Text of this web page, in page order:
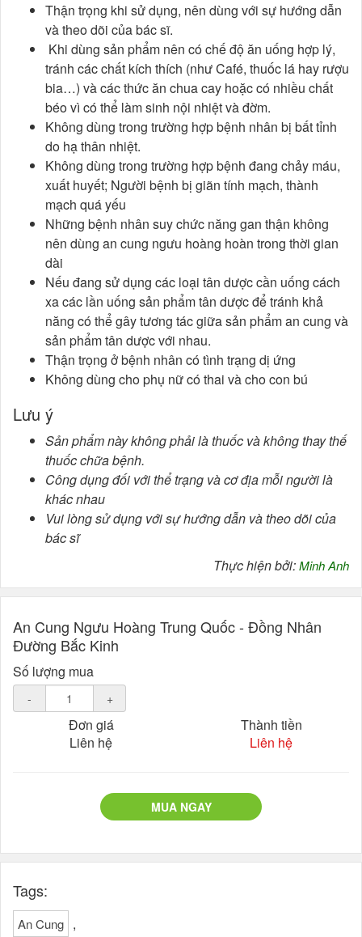
Thận trọng khi sử dụng, nên dùng với sự hướng dẫn
và theo dõi của bác sĩ.
Khi dùng sản phẩm nên có chế độ ăn uống hợp lý,
tránh các chất kích thích (như Café, thuốc lá hay rượu
bia…) và các thức ăn chua cay hoặc có nhiều chất
béo vì có thể làm sinh nội nhiệt và đờm.
Không dùng trong trường hợp bệnh nhân bị bất tỉnh
do hạ thân nhiệt.
Không dùng trong trường hợp bệnh đang chảy máu,
xuất huyết; Người bệnh bị giãn tính mạch, thành
mạch quá yếu
Những bệnh nhân suy chức năng gan thận không
nên dùng an cung ngưu hoàng hoàn trong thời gian
dài
Nếu đang sử dụng các loại tân dược cần uống cách
xa các lần uống sản phẩm tân dược để tránh khả
năng có thể gây tương tác giữa sản phẩm an cung và
sản phẩm tân dược với nhau.
Thận trọng ở bệnh nhân có tình trạng dị ứng
Không dùng cho phụ nữ có thai và cho con bú
Lưu ý
Sản phẩm này không phải là thuốc và không thay thế
thuốc chữa bệnh.
Công dụng đối với thể trạng và cơ địa mỗi người là
khác nhau
Vui lòng sử dụng với sự hướng dẫn và theo dõi của
bác sĩ
Thực hiện bởi:Minh Anh
An Cung Ngưu Hoàng Trung Quốc - Đồng Nhân
Đường Bắc Kinh
Số lượng mua
- +
Đơn giá
Liên hệ
Thành tiền
Liên hệ
MUA NGAY
Tags:
An Cung ,